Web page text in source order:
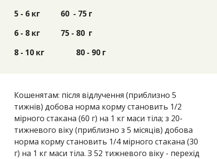
5 - 6 кг
60 - 75 г
6 - 8 кг
75 - 80 г
8 - 10 кг
80 - 90 г
Кошенятам: після відлучення (приблизно 5
тижнів) добова норма корму становить 1/2
мірного стакана (60 г) на 1 кг маси тіла; з 20-
тижневого віку (приблизно з 5 місяців) добова
норма корму становить 1/4 мірного стакана (30
г) на 1 кг маси тіла. З 52 тижневого віку - перехід